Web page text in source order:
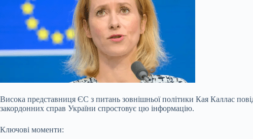
Висока представниця ЄС з питань зовнішньої політики Кая Каллас
закордонних справ України спростовує цю інформацію.
Ключові моменти: